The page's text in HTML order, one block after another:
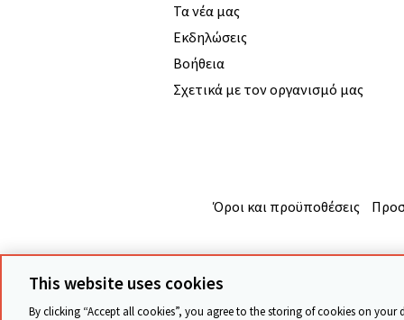
Τα νέα μας
Εκδηλώσεις
Βοήθεια
Σχετικά με τον οργανισμό μας
Όροι και προϋποθέσεις
This website uses cookies
By clicking “Accept all cookies”, you agree to the storing of cookies on